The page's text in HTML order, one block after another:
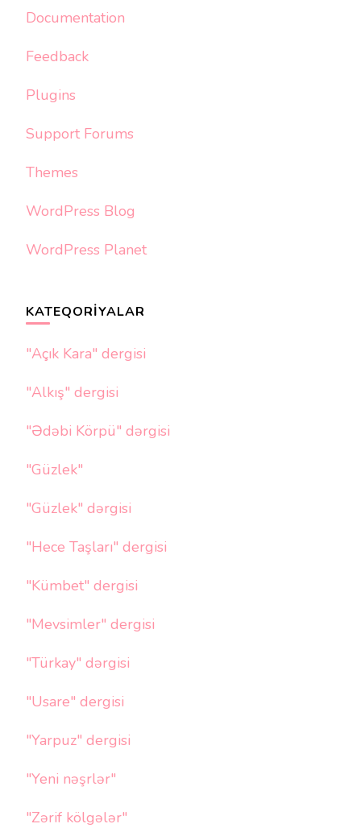
Documentation
Feedback
Plugins
Support Forums
Themes
WordPress Blog
WordPress Planet
KATEQORIYALAR
"Açık Kara" dergisi
"Alkış" dergisi
"Ədəbi Körpü" dərgisi
"Güzlek"
"Güzlek" dərgisi
"Hece Taşları" dergisi
"Kümbet" dergisi
"Mevsimler" dergisi
"Türkay" dərgisi
"Usare" dergisi
"Yarpuz" dergisi
"Yeni nəşrlər"
"Zərif kölgələr"